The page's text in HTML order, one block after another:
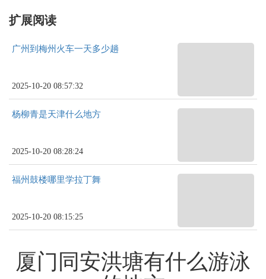
扩展阅读
广州到梅州火车一天多少趟
2025-10-20 08:57:32
杨柳青是天津什么地方
2025-10-20 08:28:24
福州鼓楼哪里学拉丁舞
2025-10-20 08:15:25
厦门同安洪塘有什么游泳